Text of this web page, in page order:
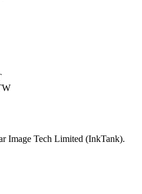
Image Tech Limited (InkTank).